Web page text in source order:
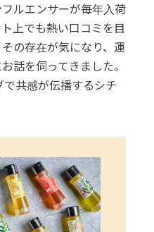
ルエンサーが毎年入荷
上でも熱い口コミを目
の存在が気になり、運
話を伺ってきました。
で共感が伝播するシチ